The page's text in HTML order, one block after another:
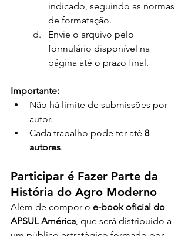
indicado, seguindo as normas
de formatação.
Envie o arquivo pelo
formulário disponível na
página até o prazo final.
Importante:
Não há limite de submissões por
autor.
Cada trabalho pode ter até 8
autores.
Participar é Fazer Parte da
História do Agro Moderno
Além de compor o e-book oficial do
APSUL América, que será distribuído a